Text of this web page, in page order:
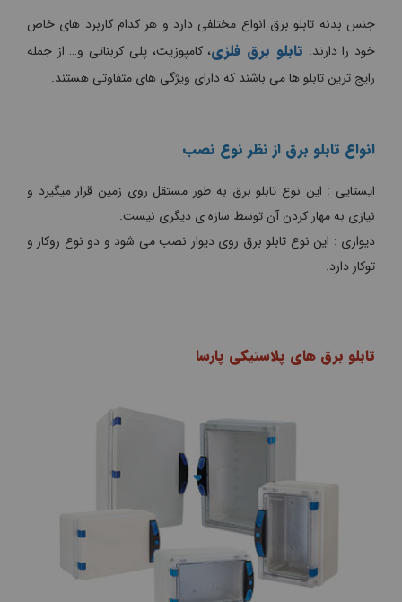
جنس بدنه تابلو برق انواع مختلفی دارد و هر کدام کاربرد های خاص
خود را دارند. تابلو برق فلزی، کامپوزیت، پلی کربناتی و… از جمله
رایج ترین تابلو ها می باشند که دارای ویژگی های متفاوتی هستند.
انواع تابلو برق از نظر نوع نصب
ایستایی : این نوع تابلو برق به طور مستقل روی زمین قرار میگیرد و
نیازی به مهار کردن آن توسط سازه ی دیگری نیست.
دیواری : این نوع تابلو برق روی دیوار نصب می شود و دو نوع روکار و
توکار دارد.
تابلو برق های پلاستیکی پارسا